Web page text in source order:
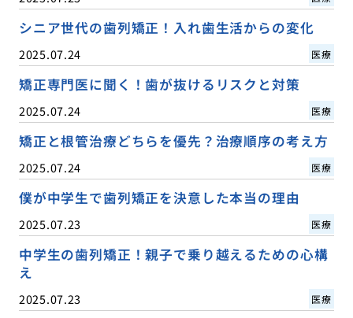
シニア世代の歯列矯正！入れ歯生活からの変化
2025.07.24 医療
矯正専門医に聞く！歯が抜けるリスクと対策
2025.07.24 医療
矯正と根管治療どちらを優先？治療順序の考え方
2025.07.24 医療
僕が中学生で歯列矯正を決意した本当の理由
2025.07.23 医療
中学生の歯列矯正！親子で乗り越えるための心構
え
2025.07.23 医療